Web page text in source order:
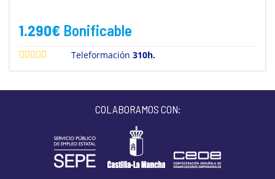
1.290€ Bonificable
Teleformación310h.
COLABORAMOS CON: